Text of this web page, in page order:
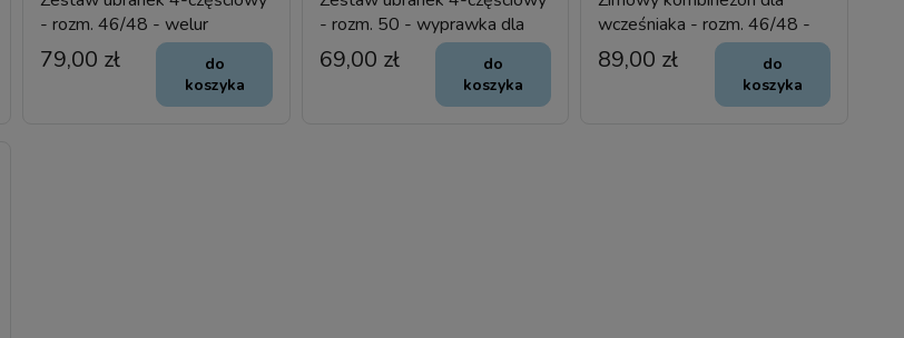
- rozm. 46/48 - welur
79,00 zł
do
koszyka
- rozm. 50 - wyprawka dla
wcześniaka
69,00 zł
do
koszyka
wcześniaka - rozm. 46/48 -
niebieski polarowy
89,00 zł
do
koszyka